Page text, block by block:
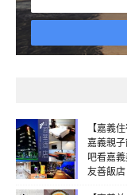
【嘉義
嘉義親
吧看嘉
友善飯